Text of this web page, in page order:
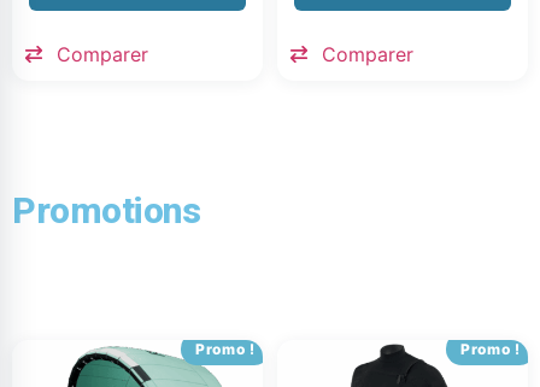
Comparer Comparer
Promotions
Promo ! Promo !